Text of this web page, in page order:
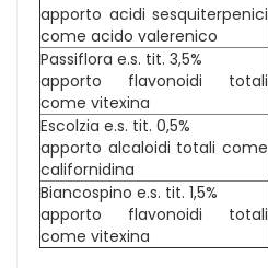
apporto acidi sesquiterpenici
come acido valerenico
Passiflora e.s. tit. 3,5%
apporto flavonoidi totali
come vitexina
Escolzia e.s. tit. 0,5%
apporto alcaloidi totali come
californidina
Biancospino e.s. tit. 1,5%
apporto flavonoidi totali
come vitexina